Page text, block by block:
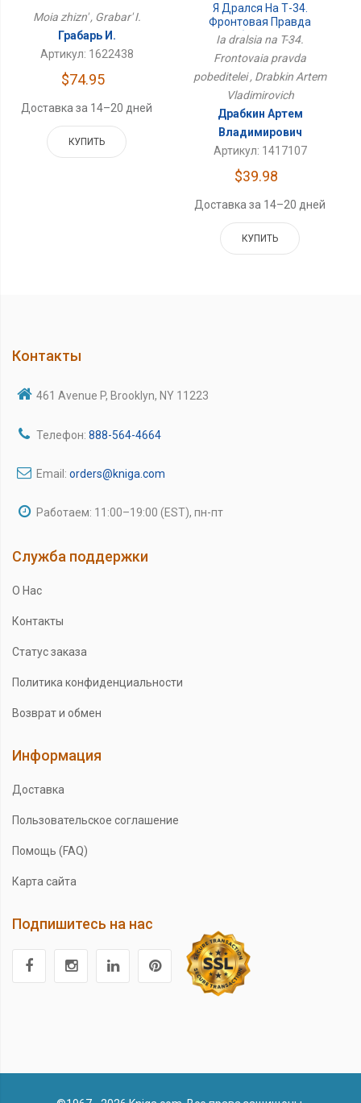
Moia zhizn' , Grabar' I.
Грабарь И.
Артикул: 1622438
$74.95
Доставка за 14–20 дней
КУПИТЬ
Я Дрался На Т-34.
Фронтовая Правда
Победителей
Ia dralsia na T-34.
Frontovaia pravda
pobeditelei , Drabkin Artem
Vladimirovich
Драбкин Артем
Владимирович
Артикул: 1417107
$39.98
Доставка за 14–20 дней
КУПИТЬ
Контакты
461 Avenue P, Brooklyn, NY 11223
Телефон: 888-564-4664
Email: orders@kniga.com
Работаем: 11:00–19:00 (EST), пн-пт
Служба поддержки
О Нас
Контакты
Статус заказа
Политика конфиденциальности
Возврат и обмен
Информация
Доставка
Пользовательское соглашение
Помощь (FAQ)
Карта сайта
Подпишитесь на нас